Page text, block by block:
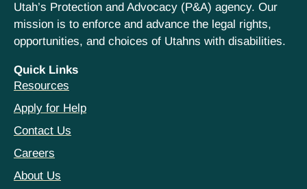
Utah’s Protection and Advocacy (P&A) agency. Our
mission is to enforce and advance the legal rights,
opportunities, and choices of Utahns with disabilities.
Quick Links
Resources
Apply for Help
Contact Us
Careers
About Us